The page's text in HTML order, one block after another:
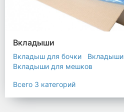
Вкладыши
Вкладыш для бочки
Вкладыши
Вкладыши для мешков
Всего 3 категорий